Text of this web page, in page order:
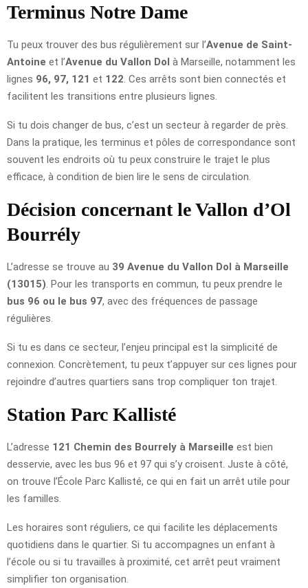
Terminus Notre Dame
Tu peux trouver des bus régulièrement sur l’Avenue de Saint-
Antoine et l’Avenue du Vallon Dol à Marseille, notamment les
lignes 96, 97, 121 et 122 . Ces arrêts sont bien connectés et
facilitent les transitions entre plusieurs lignes.
Si tu dois changer de bus, c’est un secteur à regarder de près.
Dans la pratique, les terminus et pôles de correspondance sont
souvent les endroits où tu peux construire le trajet le plus
efficace, à condition de bien lire le sens de circulation.
Décision concernant le Vallon d’Ol
Bourrély
L’adresse se trouve au 39 Avenue du Vallon Dol à Marseille
(13015) . Pour les transports en commun, tu peux prendre le
bus 96 ou le bus 97, avec des fréquences de passage
régulières.
Si tu es dans ce secteur, l’enjeu principal est la simplicité de
connexion. Concrètement, tu peux t’appuyer sur ces lignes pour
rejoindre d’autres quartiers sans trop compliquer ton trajet.
Station Parc Kallisté
L’adresse 121 Chemin des Bourrely à Marseille est bien
desservie, avec les bus 96 et 97 qui s’y croisent. Juste à côté,
on trouve l’École Parc Kallisté, ce qui en fait un arrêt utile pour
les familles.
Les horaires sont réguliers, ce qui facilite les déplacements
quotidiens dans le quartier. Si tu accompagnes un enfant à
l’école ou si tu travailles à proximité, cet arrêt peut vraiment
simplifier ton organisation.